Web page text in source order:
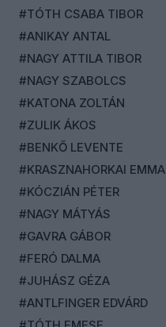
#TÓTH CSABA TIBOR
#ANIKAY ANTAL
#NAGY ATTILA TIBOR
#NAGY SZABOLCS
#KATONA ZOLTÁN
#ZULIK ÁKOS
#BENKŐ LEVENTE
#KRASZNAHORKAI EMMA
#KÓCZIÁN PÉTER
#NAGY MÁTYÁS
#GAVRA GÁBOR
#FERÓ DALMA
#JUHÁSZ GÉZA
#ANTLFINGER EDVÁRD